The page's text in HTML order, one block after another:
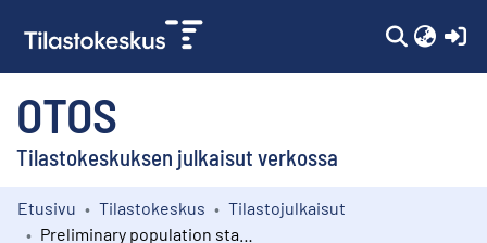
OTOS
Tilastokeskuksen julkaisut verkossa
Kokoelmat
Etusivu Tilastokeskus
Tilastojulkaisut